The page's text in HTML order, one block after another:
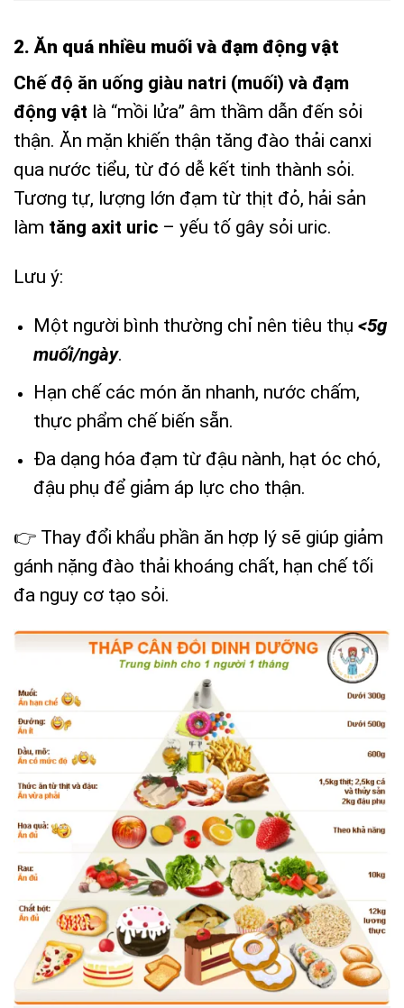
2. Ăn quá nhiều muối và đạm động vật
Chế độ ăn uống giàu natri (muối) và đạm
động vật là “mồi lửa” âm thầm dẫn đến sỏi
thận. Ăn mặn khiến thận tăng đào thải canxi
qua nước tiểu, từ đó dễ kết tinh thành sỏi.
Tương tự, lượng lớn đạm từ thịt đỏ, hải sản
làm tăng axit uric – yếu tố gây sỏi uric.
Lưu ý:
Một người bình thường chỉ nên tiêu thụ<5g
muối/ngày.
Hạn chế các món ăn nhanh, nước chấm,
thực phẩm chế biến sẵn.
Đa dạng hóa đạm từ đậu nành, hạt óc chó,
đậu phụ để giảm áp lực cho thận.
👉 Thay đổi khẩu phần ăn hợp lý sẽ giúp giảm
gánh nặng đào thải khoáng chất, hạn chế tối
đa nguy cơ tạo sỏi.